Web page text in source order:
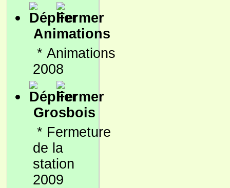
Animations
* Animations
2008
Grosbois
* Fermeture
de la
station
2009